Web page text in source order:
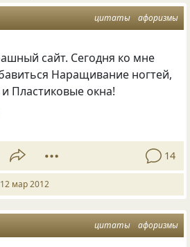
цитаты афоризмы
сайт. Сегодня ко мне
Наращивание ногтей,
Пластиковые окна!
14
12 мар 2012
цитаты афоризмы